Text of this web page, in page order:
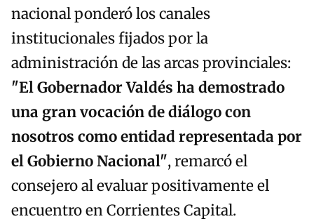
nacional ponderó los canales
institucionales fijados por la
administración de las arcas provinciales:
"El Gobernador Valdés ha demostrado
una gran vocación de diálogo con
nosotros como entidad representada por
el Gobierno Nacional", remarcó el
consejero al evaluar positivamente el
encuentro en Corrientes Capital.